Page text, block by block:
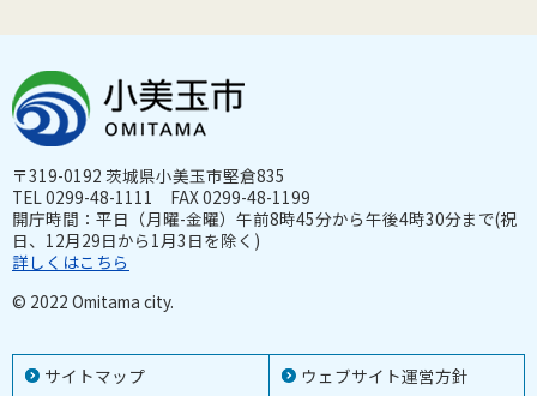
サイトマップ ウェブサイト運営方針
〒319-0192 茨城県小美玉市堅倉835
TEL 0299-48-1111 FAX 0299-48-1199
開庁時間：平日（月曜-金曜）午前8時45分から午後4時30分まで(祝
日、12月29日から1月3日を除く)
詳しくはこちら
© 2022 Omitama city.